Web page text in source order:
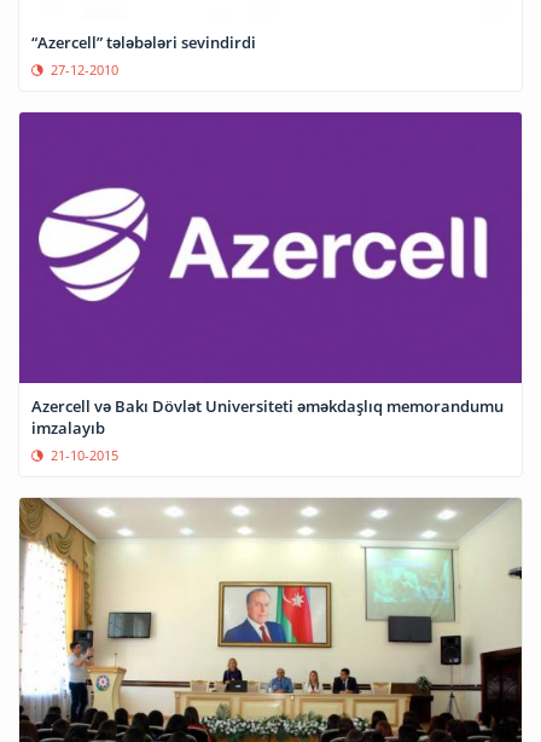
“Azercell” tələbələri sevindirdi
27-12-2010
Azercell və Bakı Dövlət Universiteti əməkdaşlıq memorandumu
imzalayıb
21-10-2015